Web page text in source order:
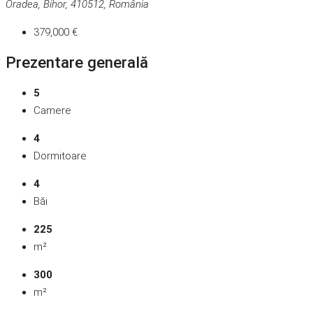
Oradea, Bihor, 410512, România
379,000 €
Prezentare generală
5
Camere
4
Dormitoare
4
Băi
225
m²
300
m²